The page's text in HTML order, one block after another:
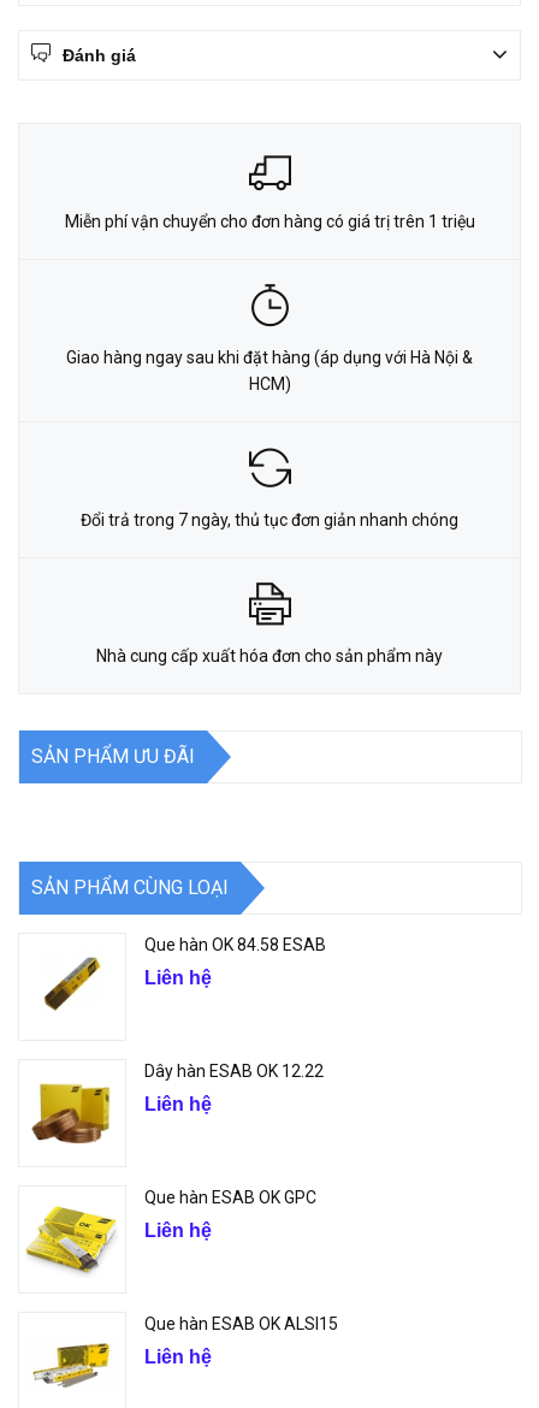
Đánh giá
Miễn phí vận chuyển cho đơn hàng có giá trị trên 1 triệu
Giao hàng ngay sau khi đặt hàng (áp dụng với Hà Nội &
HCM)
Đổi trả trong 7 ngày, thủ tục đơn giản nhanh chóng
Nhà cung cấp xuất hóa đơn cho sản phẩm này
SẢN PHẨM ƯU ĐÃI
SẢN PHẨM CÙNG LOẠI
Que hàn OK 84.58 ESAB
Liên hệ
Dây hàn ESAB OK 12.22
Liên hệ
Que hàn ESAB OK GPC
Liên hệ
Que hàn ESAB OK ALSI15
Liên hệ